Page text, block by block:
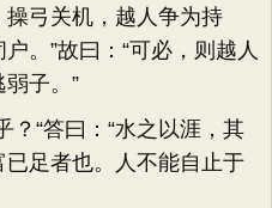
弓关机，越人争为持
。”故曰：“可必，则越人
子。”
“答曰：“水之以涯，其
足者也。人不能自止于